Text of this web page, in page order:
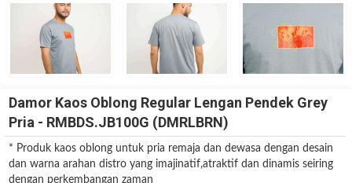
Damor Kaos Oblong Regular Lengan Pendek Grey
Pria - RMBDS.JB100G (DMRLBRN)
* Produk kaos oblong untuk pria remaja dan dewasa dengan desain
dan warna arahan distro yang imajinatif,atraktif dan dinamis seiring
dengan perkembangan zaman